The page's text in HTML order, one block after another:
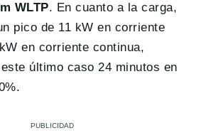
WLTP. En cuanto a la carga,
pico de 11 kW en corriente
en corriente continua,
último caso 24 minutos en